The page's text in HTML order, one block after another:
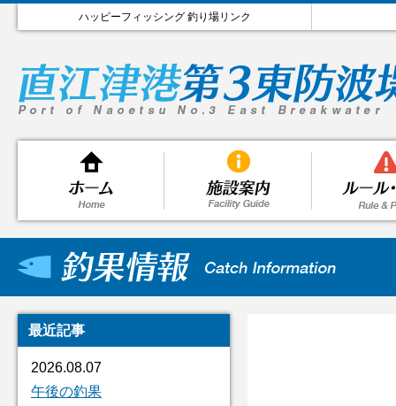
ハッピーフィッシング 釣り場リンク
最近記事
2026.08.07
午後の釣果